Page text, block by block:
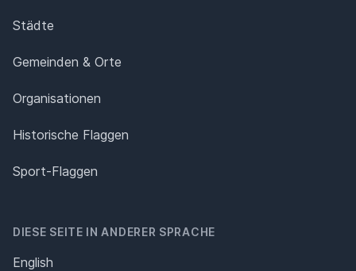
Städte
Gemeinden & Orte
Organisationen
Historische Flaggen
Sport-Flaggen
DIESE SEITE IN ANDERER SPRACHE
English